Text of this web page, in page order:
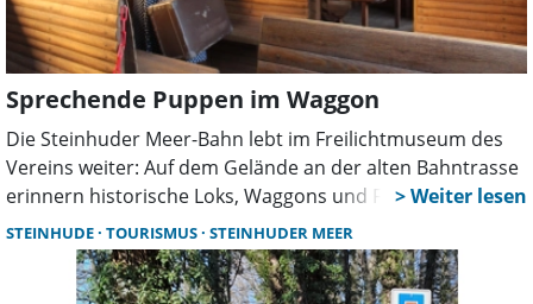
Sprechende Puppen im Waggon
Die Steinhuder Meer-Bahn lebt im Freilichtmuseum des
Vereins weiter: Auf dem Gelände an der alten Bahntrasse
erinnern historische Loks, Waggons und Fotografien an
die aktive Zeit der Bahn. Zur neuen Saison kommen auch
sprechende Puppen wieder zum Einsatz.
STEINHUDE TOURISMUS STEINHUDER MEER